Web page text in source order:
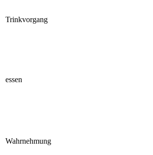
Trinkvorgang
essen
Wahrnehmung